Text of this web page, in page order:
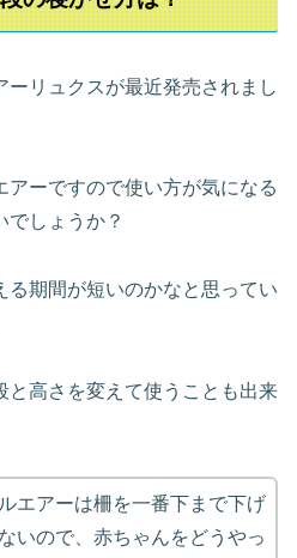
ーリュクスが最近発売されまし
アーですので使い方が気になる
でしょうか？
る期間が短いのかなと思ってい
と高さを変えて使うことも出来
エアーは柵を一番下まで下げ
いので、赤ちゃんをどうやっ